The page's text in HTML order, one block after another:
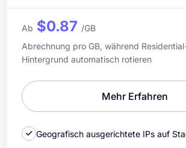
Ab $0.87 /GB
Abrechnung pro GB, während
Hintergrund automatisch rotieren
Mehr Erfahren
Geografisch ausgerichtete IPs auf